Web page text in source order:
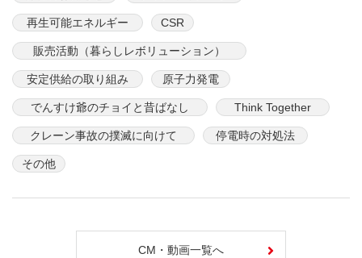
再生可能エネルギー CSR
販売活動（暮らしレボリューション）
安定供給の取り組み 原子力発電
でんすけ爺のチョイと昔ばなし Think Together
クレーン事故の撲滅に向けて 停電時の対処法
その他
CM・動画一覧へ